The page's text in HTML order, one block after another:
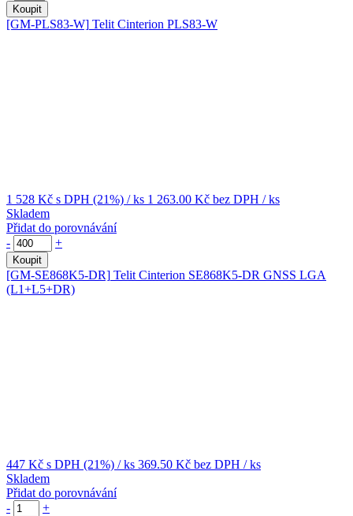
Koupit
[GM-PLS83-W] Telit Cinterion PLS83-W
1 528 Kč s DPH (21%) / ks 1 263.00 Kč bez DPH / ks
Skladem
Přidat do porovnávání
-
+
Koupit
[GM-SE868K5-DR] Telit Cinterion SE868K5-DR GNSS LGA
(L1+L5+DR)
447 Kč s DPH (21%) / ks 369.50 Kč bez DPH / ks
Skladem
Přidat do porovnávání
-
+